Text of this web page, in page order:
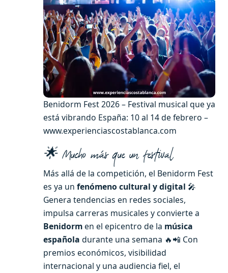
Benidorm Fest 2026 – Festival musical que ya
está vibrando España: 10 al 14 de febrero –
www.experienciascostablanca.com
🌟 Mucho más que un festival
Más allá de la competición, el Benidorm Fest
es ya un fenómeno cultural y digital 🎤
Genera tendencias en redes sociales,
impulsa carreras musicales y convierte a
Benidormen el epicentro de la música
española durante una semana 🔥📲 Con
premios económicos, visibilidad
internacional y una audiencia fiel, el